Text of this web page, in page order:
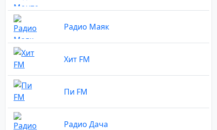
Радио Маяк
Хит FM
Пи FM
Радио Дача